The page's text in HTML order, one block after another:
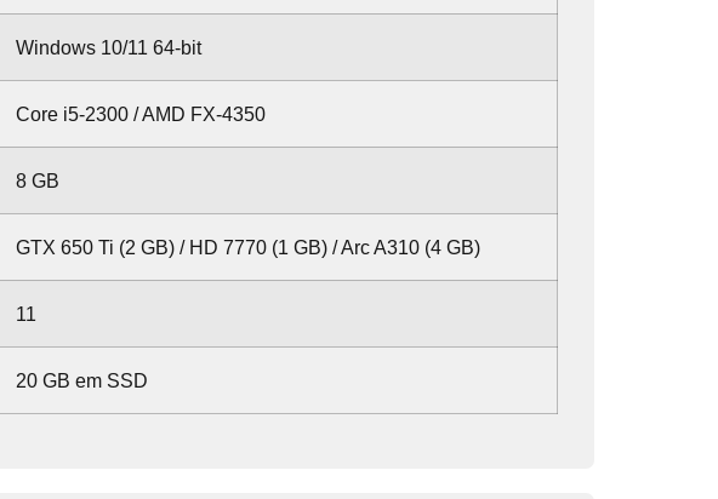
Windows 10/11 64-bit
Core i5-2300 / AMD FX-4350
8 GB
GTX 650 Ti (2 GB) / HD 7770 (1 GB) / Arc A310 (4 GB)
11
20 GB em SSD